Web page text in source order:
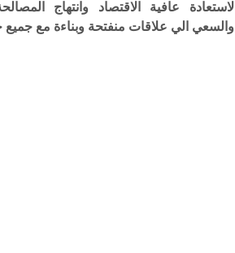
لاستعادة عافية الاقتصاد وانتهاج
والسعي الي علاقات منفتحة وبناءة مع جميع